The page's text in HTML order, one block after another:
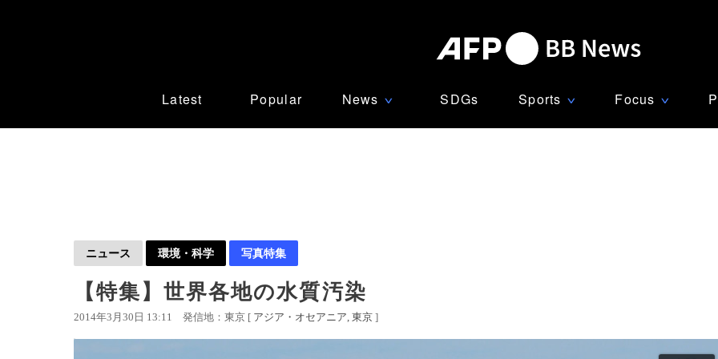
Latest Popular News ∨ SDGs Sports ∨ Focus ∨
ニュース 環境・科学 写真特集
【特集】世界各地の水質汚染
2014年3月30日 13:11 発信地：東京 [ アジア・オセアニア 東京 ]